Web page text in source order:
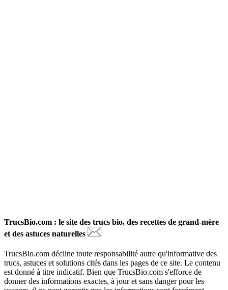
TrucsBio.com : le site des trucs bio, des recettes de grand-mère
et des astuces naturelles
TrucsBio.com décline toute responsabilité autre qu'informative des
trucs, astuces et solutions cités dans les pages de ce site. Le contenu
est donné à titre indicatif. Bien que TrucsBio.com s'efforce de
donner des informations exactes, à jour et sans danger pour les